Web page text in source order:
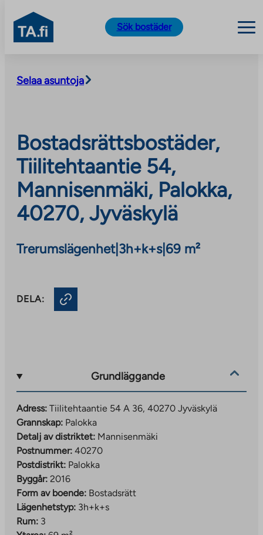
content
TA.fi
Sök bostäder
Selaa asuntoja
Bostadsrättsbostäder,
Tiilitehtaantie 54,
Mannisenmäki, Palokka,
40270, Jyväskylä
Trerumslägenhet| 3h+k+s| 69 m²
DELA:
Grundläggande
Adress: Tiilitehtaantie 54 A 36, 40270 Jyväskylä
Grannskap: Palokka
Detalj av distriktet: Mannisenmäki
Postnummer: 40270
Postdistrikt: Palokka
Byggår: 2016
Form av boende: Bostadsrätt
Lägenhetstyp: 3h+k+s
Rum: 3